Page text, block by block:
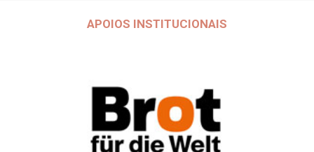
APOIOS INSTITUCIONAIS